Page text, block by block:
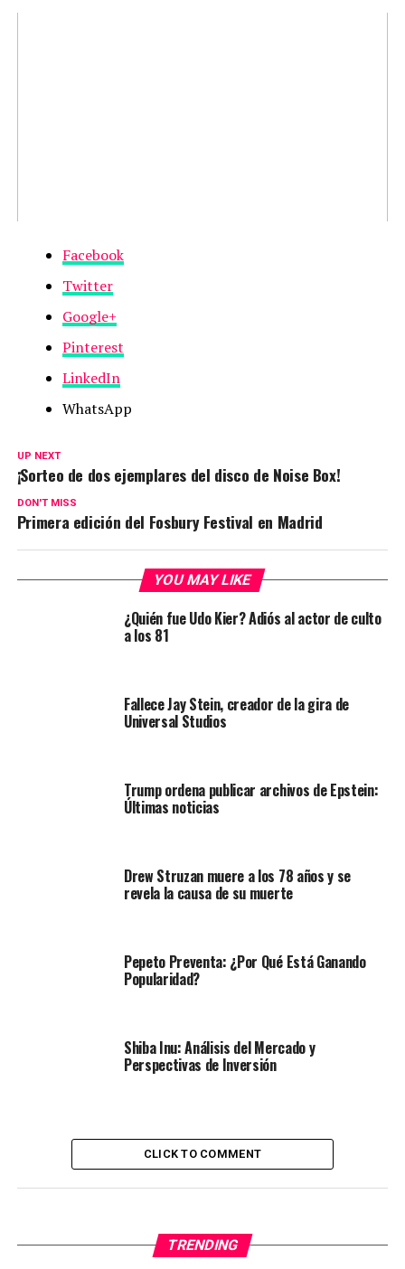
Facebook
Twitter
Google+
Pinterest
LinkedIn
WhatsApp
UP NEXT
¡Sorteo de dos ejemplares del disco de Noise Box!
DON'T MISS
Primera edición del Fosbury Festival en Madrid
YOU MAY LIKE
¿Quién fue Udo Kier? Adiós al actor de culto
a los 81
Fallece Jay Stein, creador de la gira de
Universal Studios
Trump ordena publicar archivos de Epstein:
Últimas noticias
Drew Struzan muere a los 78 años y se
revela la causa de su muerte
Pepeto Preventa: ¿Por Qué Está Ganando
Popularidad?
Shiba Inu: Análisis del Mercado y
Perspectivas de Inversión
CLICK TO COMMENT
TRENDING